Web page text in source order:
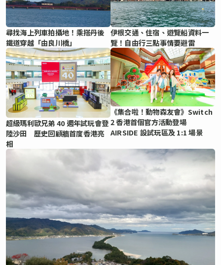
尋找海上列車拍攝地！乘搭丹後
鐵道穿越「由良川橋」
伊根交通、住宿、遊覽船資料一
覽！自由行三點事情要避雷
超級瑪利歐兄弟 40 週年試玩會登
陸沙田 歷史回顧牆首度香港亮
相
《集合啦！動物森友會》Switch
2 香港首個官方活動登場
AIRSIDE 設試玩區及 1:1 場景